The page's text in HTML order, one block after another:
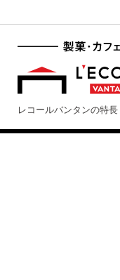
レコールバンタンの特長